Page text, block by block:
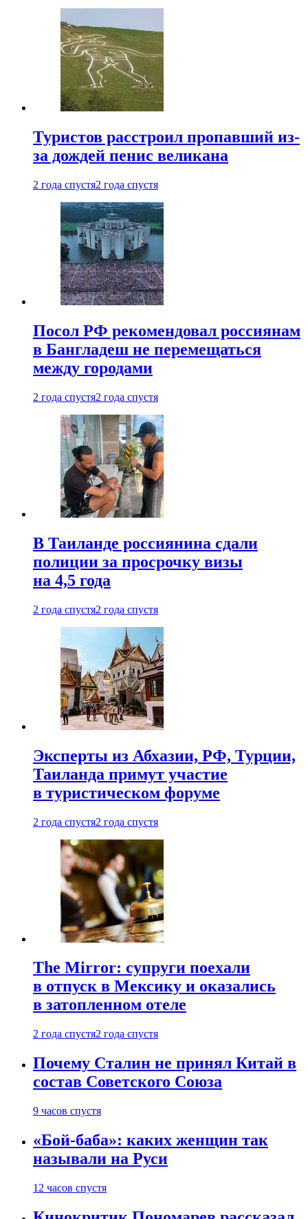
Туристов расстроил пропавший из-
за дождей пенис великана
2 года спустя2 года спустя
Посол РФ рекомендовал россиянам
в Бангладеш не перемещаться
между городами
2 года спустя2 года спустя
В Таиланде россиянина сдали
полиции за просрочку визы
на 4,5 года
2 года спустя2 года спустя
Эксперты из Абхазии, РФ, Турции,
Таиланда примут участие
в туристическом форуме
2 года спустя2 года спустя
The Mirror: супруги поехали
в отпуск в Мексику и оказались
в затопленном отеле
2 года спустя2 года спустя
Почему Сталин не принял Китай в
состав Советского Союза
9 часов спустя
«Бой-баба»: каких женщин так
называли на Руси
12 часов спустя